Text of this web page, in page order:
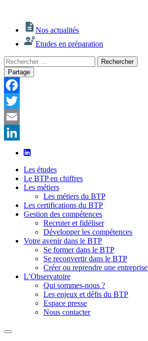
Nos actualités
Etudes en préparation
Rechercher
:
Rechercher
Partage
Facebook
Twitter
Email
LinkedIn
Les études
Le BTP en chiffres
Les métiers
Les métiers du BTP
Les certifications du BTP
Gestion des compétences
Recruter et fidéliser
Développer les compétences
Votre avenir dans le BTP
Se former dans le BTP
Se reconvertir dans le BTP
Créer ou reprendre une entreprise
L’Observatoire
Qui sommes-nous ?
Les enjeux et défis du BTP
Espace presse
Nous contacter